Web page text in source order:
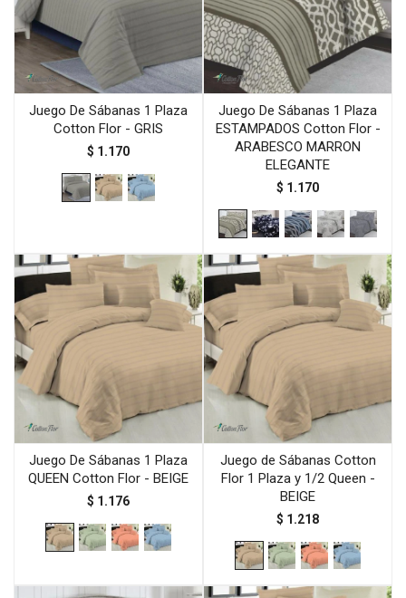
Juego De Sábanas 1 Plaza
Cotton Flor - GRIS
$ 1.170
Juego De Sábanas 1 Plaza
ESTAMPADOS Cotton Flor -
ARABESCO MARRON
ELEGANTE
$ 1.170
Juego De Sábanas 1 Plaza
QUEEN Cotton Flor - BEIGE
$ 1.176
Juego de Sábanas Cotton
Flor 1 Plaza y 1/2 Queen -
BEIGE
$ 1.218